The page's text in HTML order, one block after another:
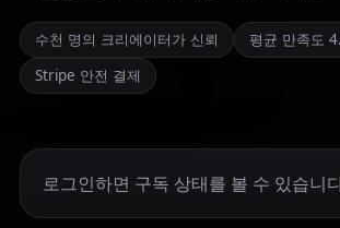
수천 명의 크리에이터가 신뢰
평균 만족도
Stripe 안전 결제
로그인하면 구독 상태를 볼 수 있습니